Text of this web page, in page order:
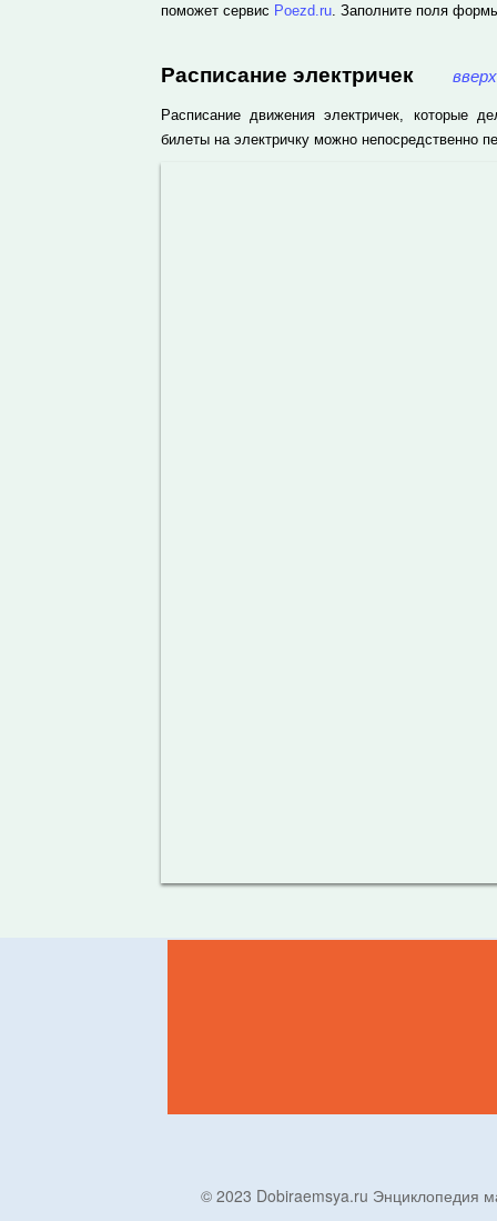
поможет сервис Poezd.ru. Заполните поля
Расписание электричек вверх
Расписание движения электричек, которые
билеты на электричку можно непосредственно
© 2023 Dobiraemsya.ru